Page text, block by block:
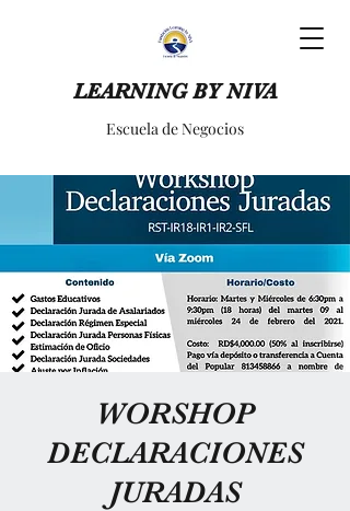
LEARNING BY NIVA
Escuela de Negocios
WORSHOP
DECLARACIONES
JURADAS